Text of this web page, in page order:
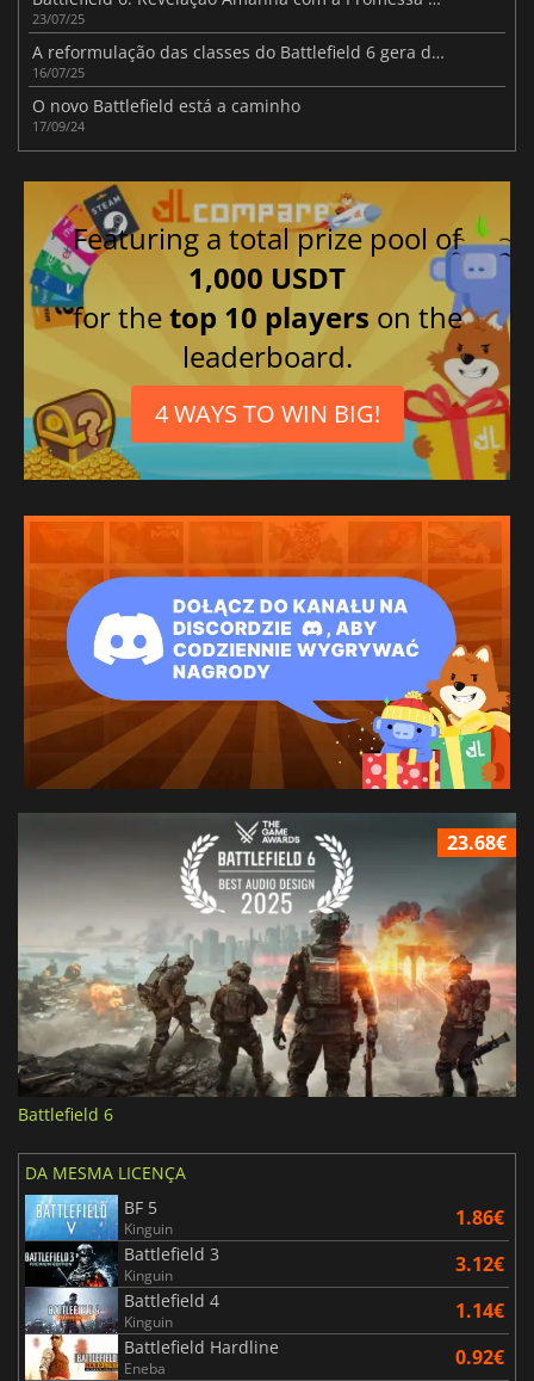
23/07/25
A reformulação das classes do Battlefield 6 gera debate na comunidade
16/07/25
O novo Battlefield está a caminho
17/09/24
Featuring a total prize pool of
1,000 USDT
for thetop 10 players on the
leaderboard.
4 WAYS TO WIN BIG!
23.68€
Battlefield 6
DA MESMA LICENÇA
BF 5
Kinguin 1.86€
Battlefield 3
Kinguin 3.12€
Battlefield 4
Kinguin 1.14€
Battlefield Hardline
Eneba 0.92€